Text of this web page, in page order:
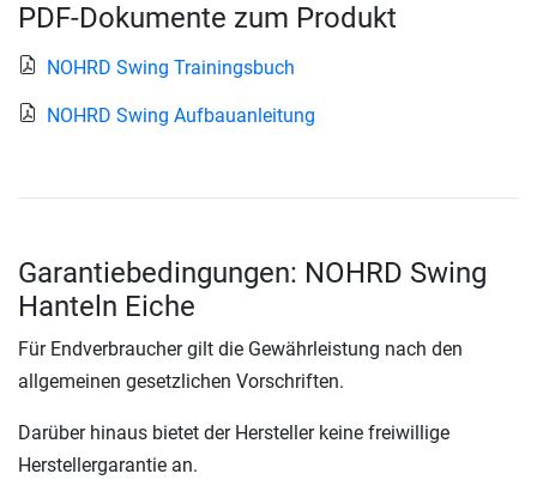
PDF-Dokumente zum Produkt
NOHRD Swing Trainingsbuch
NOHRD Swing Aufbauanleitung
Garantiebedingungen: NOHRD Swing
Hanteln Eiche
Für Endverbraucher gilt die Gewährleistung nach den
allgemeinen gesetzlichen Vorschriften.
Darüber hinaus bietet der Hersteller keine freiwillige
Herstellergarantie an.